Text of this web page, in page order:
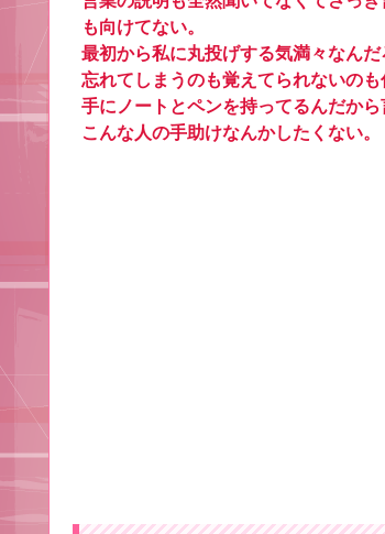
も向けてない。
最初から私に丸投げする気満々なんだ
忘れてしまうのも覚えてられないの
手にノートとペンを持ってるんだか
こんな人の手助けなんかしたくない。